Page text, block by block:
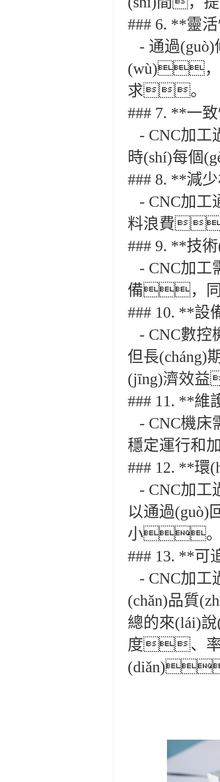
### 6. **靈
- 通過(guò)
(wù)，
求。
### 7. **一
- CNC加工
時(shí)每個
### 8. **減
- CNC加
料浪費
### 9. **技
- CNC加工
備，同
### 10. **設
- CNC數
但長(cháng)
(jīng)濟效
### 11. **維
- CNC機
穩定運行和
### 12. **環
- CNC加
以通過
小
### 13. **可
- CNC加工
(chǎn)品質
總的來(lái)
度、率
(diǎn)